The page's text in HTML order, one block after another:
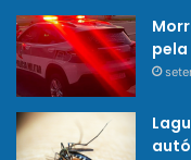
pela